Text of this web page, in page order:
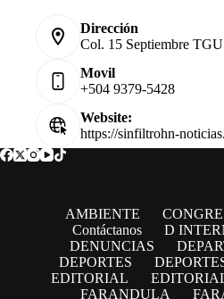
Dirección
Col. 15 Septiembre
Movil
+504 9379-5428
Website:
https://sinfiltrohn-
AMBIENTE
Contáctanos
D
DENUNCIAS
DEPORTES
EDITORIAL
FARANDULA